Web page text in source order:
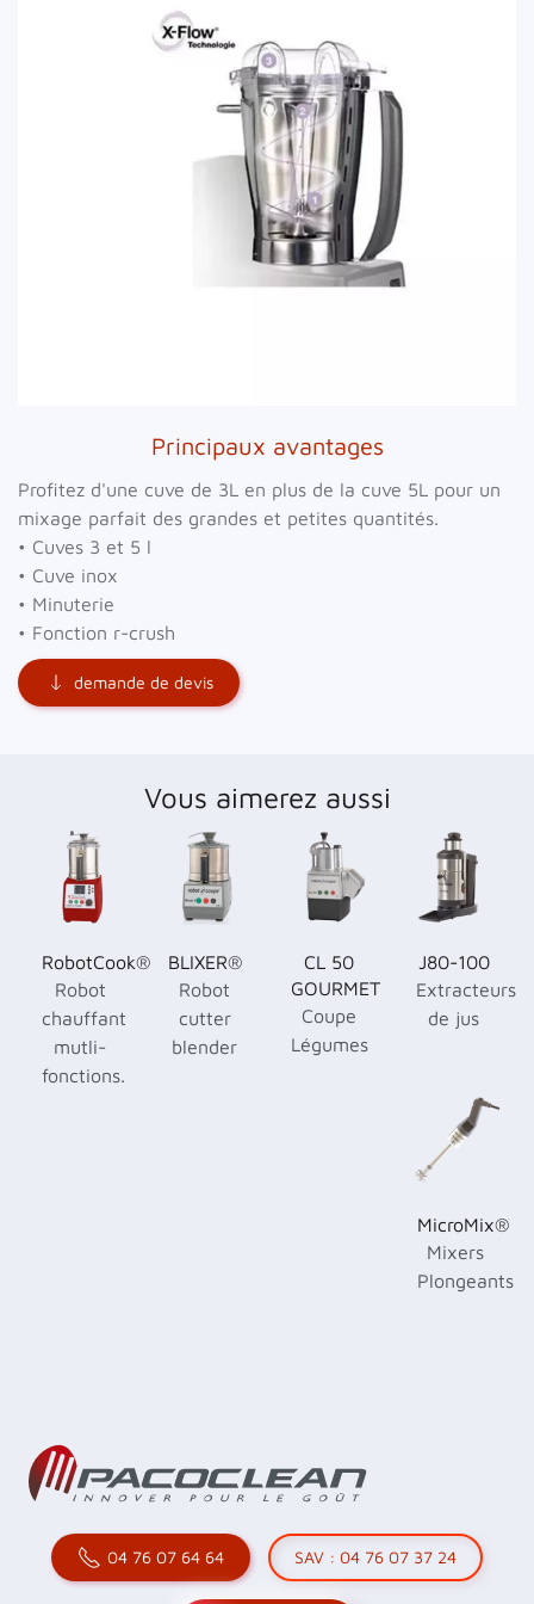
Voir
Principaux avantages
Profitez d'une cuve de 3L en plus de la cuve 5L pour un
mixage parfait des grandes et petites quantités.
• Cuves 3 et 5 l
• Cuve inox
• Minuterie
• Fonction r-crush
demande de devis
Vous aimerez aussi
RobotCook®
Robot
chauffant
mutli-
fonctions.
BLIXER®
Robot
cutter
blender
CL 50
GOURMET
Coupe
Légumes
J80-100
Extracteurs
de jus
MicroMix®
Mixers
Plongeants
04 76 07 64 64 SAV : 04 76 07 37 24